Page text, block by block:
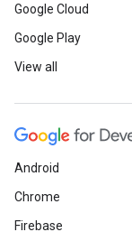
Google Cloud
Google Play
View all
Android
Chrome
Firebase